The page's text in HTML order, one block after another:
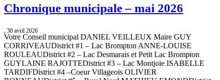
Chronique municipale – mai 2026
, 30 avril 2026
Votre Conseil municipal DANIEL VEILLEUX Maire GUY
CORRIVEAUDistrict #1 – Lac Brompton ANNE-LOUISE
ROULEAUDistrict #2 – Lac Desmarais et Petit Lac Brompton
GUYLAINE RAJOTTEDistrict #3 – Lac Montjoie ISABELLE
TARDIFDistrict #4 –Coeur Villageois OLIVIER